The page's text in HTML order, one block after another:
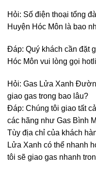
Hỏi: Số điện thoại tổng
Huyện Hóc Môn là bao
Đáp: Quý khách cần đặt
Hóc Môn vui lòng gọi
Hỏi: Gas Lửa Xanh
giao gas trong bao lâu?
Đáp: Chúng tôi giao tất cả
các hãng như Gas Bình
Tùy địa chỉ của khách
Lửa Xanh có thể nhanh
tôi sẽ giao gas nhanh